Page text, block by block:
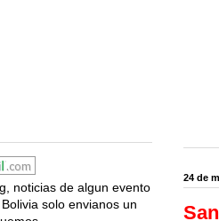
24 de
noticias de algun evento
solo envianos un